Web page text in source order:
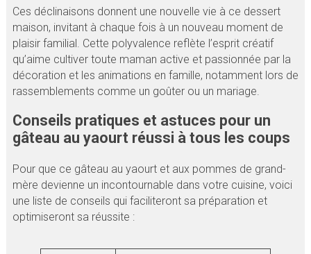
Ces déclinaisons donnent une nouvelle vie à ce dessert
maison, invitant à chaque fois à un nouveau moment de
plaisir familial. Cette polyvalence reflète l’esprit créatif
qu’aime cultiver toute maman active et passionnée par la
décoration et les animations en famille, notamment lors de
rassemblements comme un goûter ou un mariage.
Conseils pratiques et astuces pour un
gâteau au yaourt réussi à tous les coups
Pour que ce gâteau au yaourt et aux pommes de grand-
mère devienne un incontournable dans votre cuisine, voici
une liste de conseils qui faciliteront sa préparation et
optimiseront sa réussite :